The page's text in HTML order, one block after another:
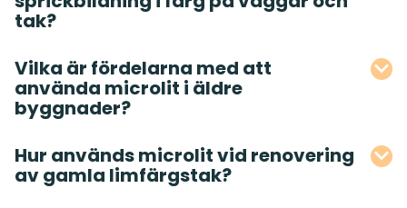
tak?
Vilka är fördelarna med att
använda microlit i äldre
byggnader?
Hur används microlit vid renovering
av gamla limfärgstak?